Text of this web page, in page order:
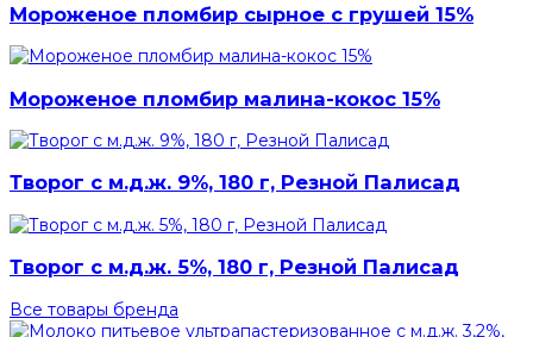
Мороженое пломбир сырное с грушей 15%
Мороженое пломбир малина-кокос 15%
Творог с м.д.ж. 9%, 180 г, Резной Палисад
Творог с м.д.ж. 5%, 180 г, Резной Палисад
Все товары бренда